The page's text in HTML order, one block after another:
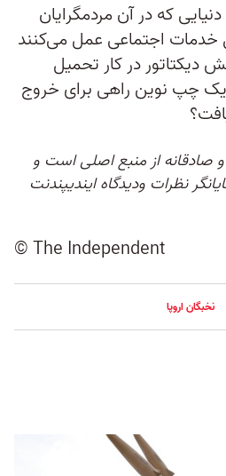
که در آن مردمگرایان
خدمات اجتماعی عمل می‌کنند
در کار تحمیل
یک چپ نوین راهی برای خروج
صادقانه از منبع اصلی است و
نظرات ودیدگاه ایندیپندنت
© The Independent
نخبگان اروپا